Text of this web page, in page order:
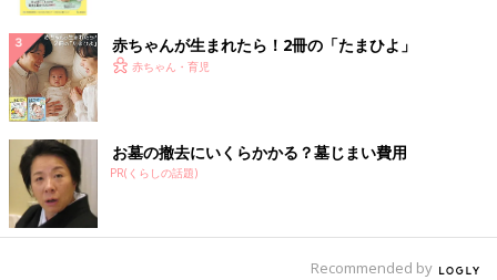
赤ちゃんが生まれたら！2冊の「たまひよ」
赤ちゃん・育児
お墓の撤去にいくらかかる？墓じまい費用
PR(くらしの話題)
Recommended by